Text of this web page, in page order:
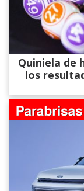
Quiniela de
los